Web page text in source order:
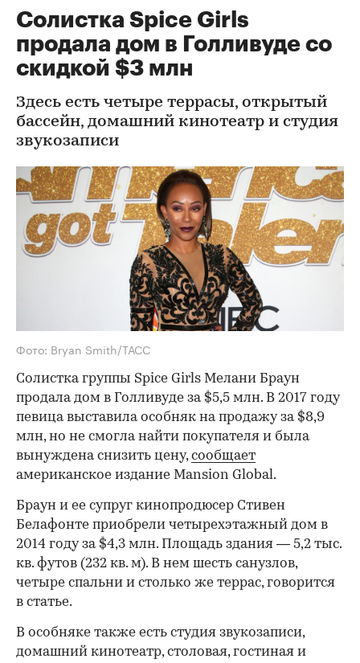
Солистка Spice Girls
продала дом в Голливуде со
скидкой $3 млн
Здесь есть четыре террасы, открытый
бассейн, домашний кинотеатр и студия
звукозаписи
Фото: Bryan Smith/ТАСС
Солистка группы Spice Girls Мелани Браун
продала дом в Голливуде за $5,5 млн. В 2017 году
певица выставила особняк на продажу за $8,9
млн, но не смогла найти покупателя и была
вынуждена снизить цену,сообщает
американское издание Mansion Global.
Браун и ее супруг кинопродюсер Стивен
Белафонте приобрели четырехэтажный дом в
2014 году за $4,3 млн. Площадь здания — 5,2 тыс.
кв. футов (232 кв. м). В нем шесть санузлов,
четыре спальни и столько же террас, говорится
в статье.
В особняке также есть студия звукозаписи,
домашний кинотеатр, столовая, гостиная и